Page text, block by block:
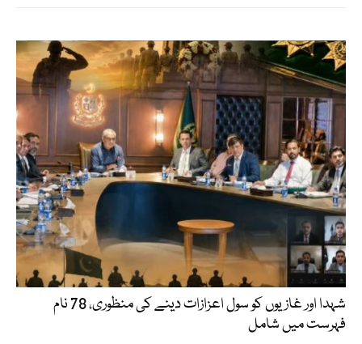
شہدا اور غازیوں کو سول اعزازات دینے کی منظوری، 78 نام
فہرست میں شامل